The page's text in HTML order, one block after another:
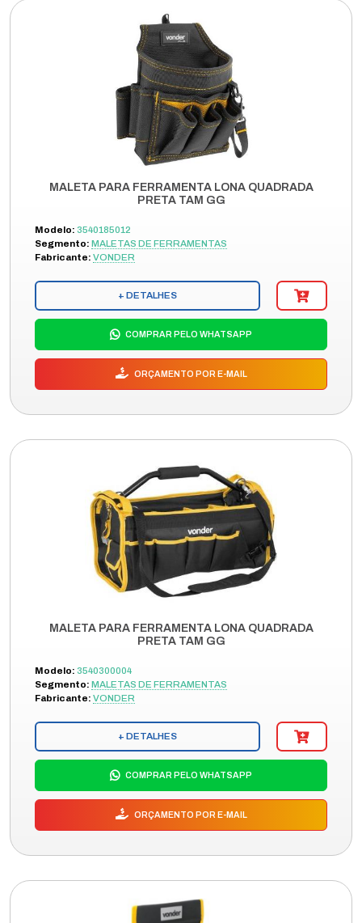
MALETA PARA FERRAMENTA LONA QUADRADA
PRETA TAM GG
Modelo: 3540185012
Segmento: MALETAS DE FERRAMENTAS
Fabricante: VONDER
+ DETALHES
COMPRAR PELO WHATSAPP
ORÇAMENTO POR E-MAIL
MALETA PARA FERRAMENTA LONA QUADRADA
PRETA TAM GG
Modelo: 3540300004
Segmento: MALETAS DE FERRAMENTAS
Fabricante: VONDER
+ DETALHES
COMPRAR PELO WHATSAPP
ORÇAMENTO POR E-MAIL